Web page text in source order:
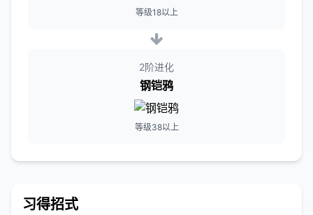
等级18以上
2阶进化
钢铠鸦
等级38以上
习得招式